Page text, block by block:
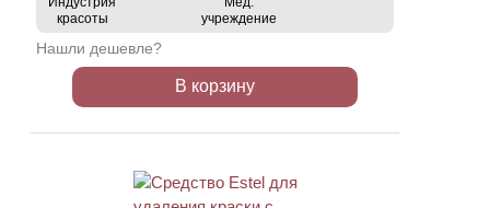
красоты
учреждение
Нашли дешевле?
В корзину